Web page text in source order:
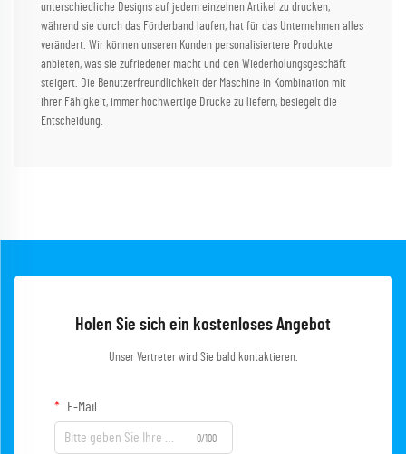
unterschiedliche Designs auf jedem einzelnen Artikel zu drucken,
während sie durch das Förderband laufen, hat für das Unternehmen alles
verändert. Wir können unseren Kunden personalisiertere Produkte
anbieten, was sie zufriedener macht und den Wiederholungsgeschäft
steigert. Die Benutzerfreundlichkeit der Maschine in Kombination mit
ihrer Fähigkeit, immer hochwertige Drucke zu liefern, besiegelt die
Entscheidung.
Holen Sie sich ein kostenloses Angebot
Unser Vertreter wird Sie bald kontaktieren.
E-Mail
0/100